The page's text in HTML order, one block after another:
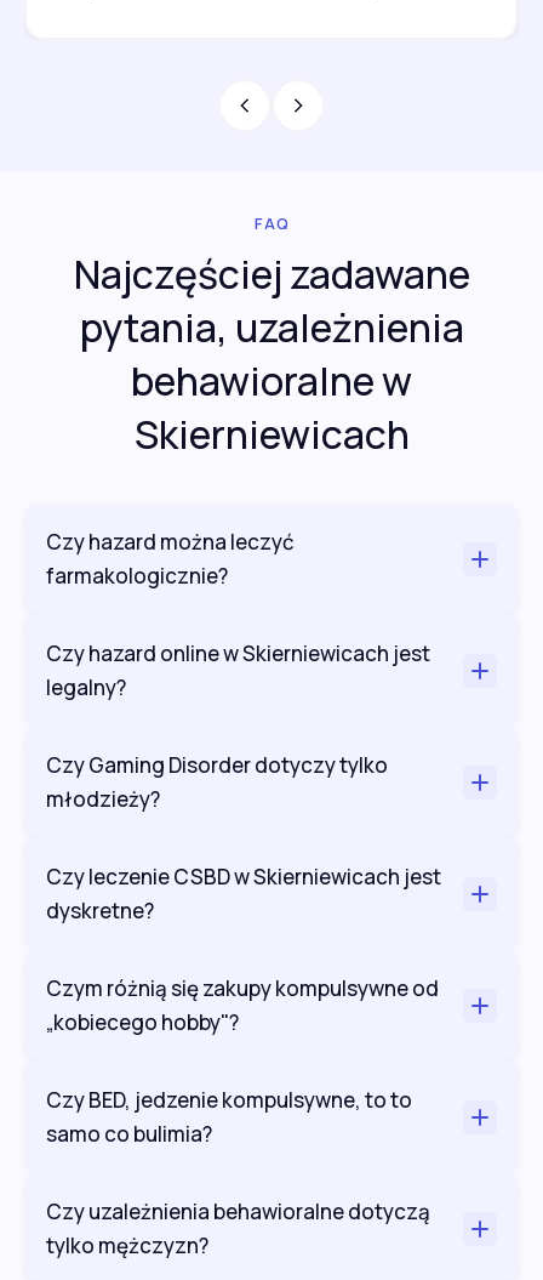
Praca w księgowości firmy obsługującej
FAQ
Najczęściej zadawane
pytania, uzależnienia
behawioralne w
Skierniewicach
Czy hazard można leczyć
farmakologicznie?
Czy hazard online w Skierniewicach jest
legalny?
Czy Gaming Disorder dotyczy tylko
młodzieży?
Czy leczenie CSBD w Skierniewicach jest
dyskretne?
Czym różnią się zakupy kompulsywne od
„kobiecego hobby"?
Czy BED, jedzenie kompulsywne, to to
samo co bulimia?
Czy uzależnienia behawioralne dotyczą
tylko mężczyzn?